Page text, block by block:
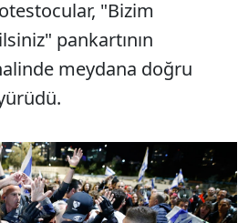
"Bizim
pankartının
meydana doğru